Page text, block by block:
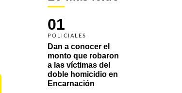
01
POLICIALES
Dan a conocer el
monto que robaron
a las víctimas del
doble homicidio en
Encarnación